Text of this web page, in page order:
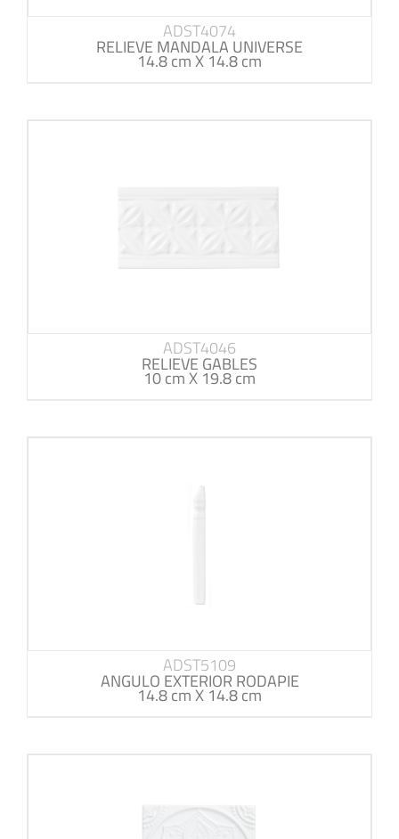
ADST4074
RELIEVE MANDALA UNIVERSE
14.8 cm X 14.8 cm
ADST4046
RELIEVE GABLES
10 cm X 19.8 cm
ADST5109
ANGULO EXTERIOR RODAPIE
14.8 cm X 14.8 cm